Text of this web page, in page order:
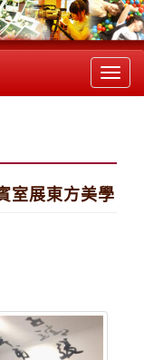
室展東方美學